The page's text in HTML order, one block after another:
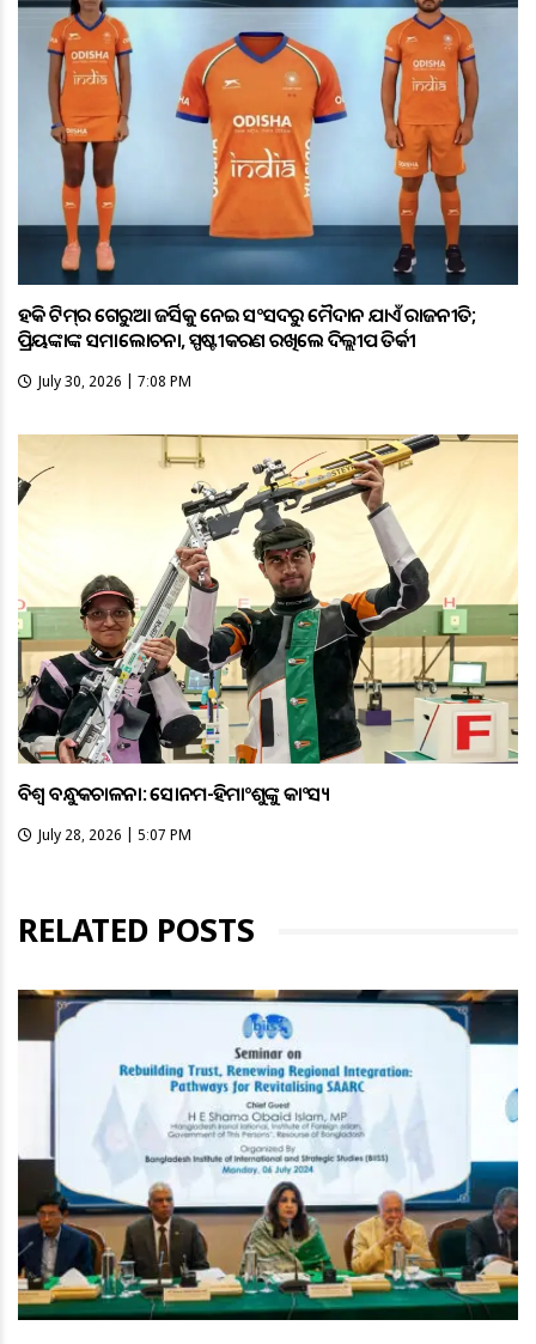
ହକି ଟିମ୍‌ର ଗେରୁଆ ଜର୍ସିକୁ ନେଇ ସଂସଦରୁ ମୈଦାନ ଯାଏଁ ରାଜନୀତି;
ପ୍ରିୟଙ୍କାଙ୍କ ସମାଲୋଚନା, ସ୍ପଷ୍ଟୀକରଣ ରଖିଲେ ଦିଲ୍ଲୀପ ତିର୍କୀ
July 30, 2026 | 7:08 PM
ବିଶ୍ବ ବନ୍ଧୁକଚାଳନା: ସୋନମ-ହିମାଂଶୁଙ୍କୁ କାଂସ୍ୟ
July 28, 2026 | 5:07 PM
RELATED POSTS